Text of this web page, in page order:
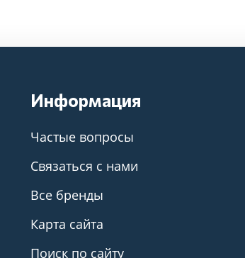
Информация
Частые вопросы
Связаться с нами
Все бренды
Карта сайта
Поиск по сайту